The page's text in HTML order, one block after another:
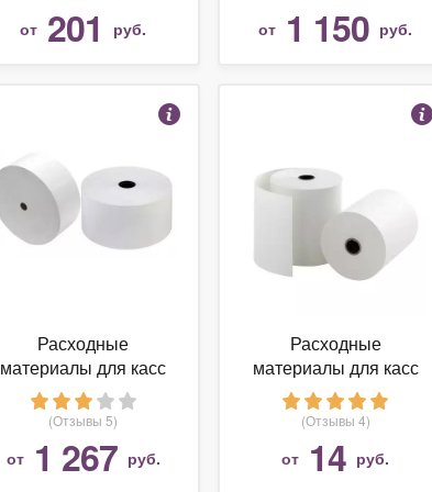
от 201 руб. от 1 150 руб.
Расходные
материалы для касс
НБК / Севит
80x610x26 термо
(Отзывы 5)
от 1 267 руб.
Расходные
материалы для касс
НБК / Севит 44x20x12
термо
(Отзывы 4)
от 14 руб.